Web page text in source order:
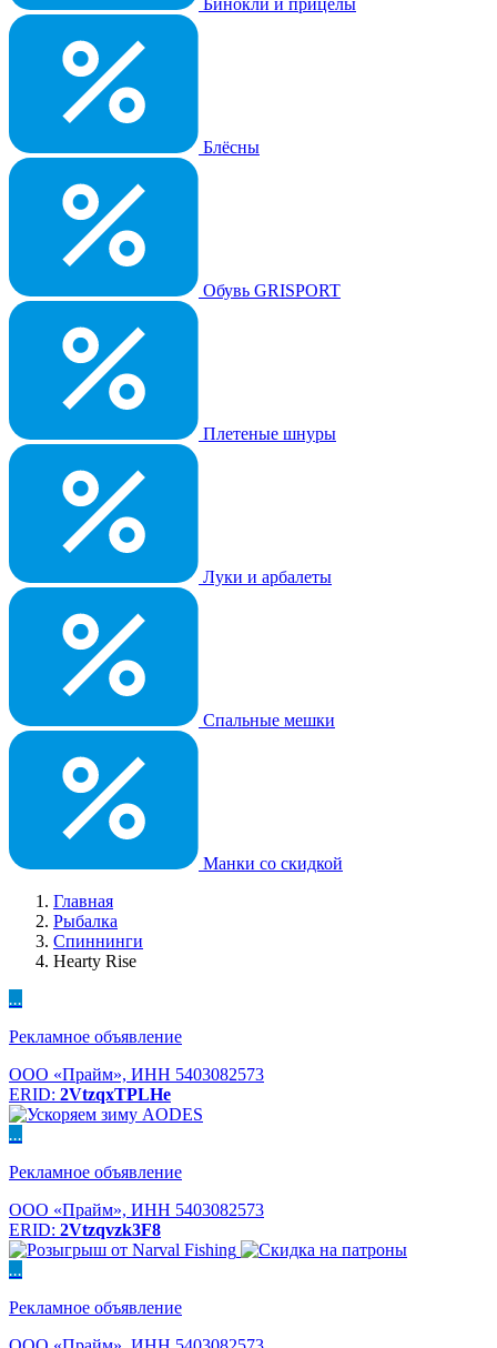
Бинокли и прицелы
Блёсны
Обувь GRISPORT
Плетеные шнуры
Луки и арбалеты
Спальные мешки
Манки со скидкой
Главная
Рыбалка
Спиннинги
Hearty Rise
...
Рекламное объявление
ООО «Прайм», ИНН 5403082573
ERID: 2VtzqxTPLHe
...
Рекламное объявление
ООО «Прайм», ИНН 5403082573
ERID: 2Vtzqvzk3F8
...
Рекламное объявление